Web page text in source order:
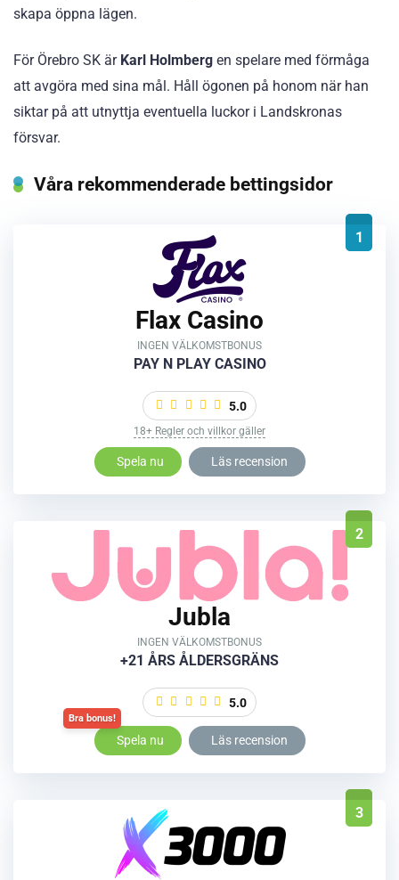
skapa öppna lägen.
För Örebro SK är Karl Holmberg en spelare med förmåga
att avgöra med sina mål. Håll ögonen på honom när han
siktar på att utnyttja eventuella luckor i Landskronas
försvar.
Våra rekommenderade bettingsidor
1
Flax Casino
INGEN VÄLKOMSTBONUS
PAY N PLAY CASINO
5.0
18+ Regler och villkor gäller
Spela nu Läs recension
2
Jubla
INGEN VÄLKOMSTBONUS
+21 ÅRS ÅLDERSGRÄNS
5.0
Spela nu Läs recension
3